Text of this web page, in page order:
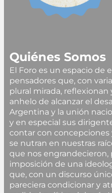
Quiénes Somos
El Foro es un espacio de
pensadores que, con
plural mirada, reflexionan
anhelo de alcanzar el
Argentina y la unión
y en especial sus
contar con
se nutran en nuestras
que nos engrandecieron,
imposición de una
que, con un discurso
pareciera condicionar y